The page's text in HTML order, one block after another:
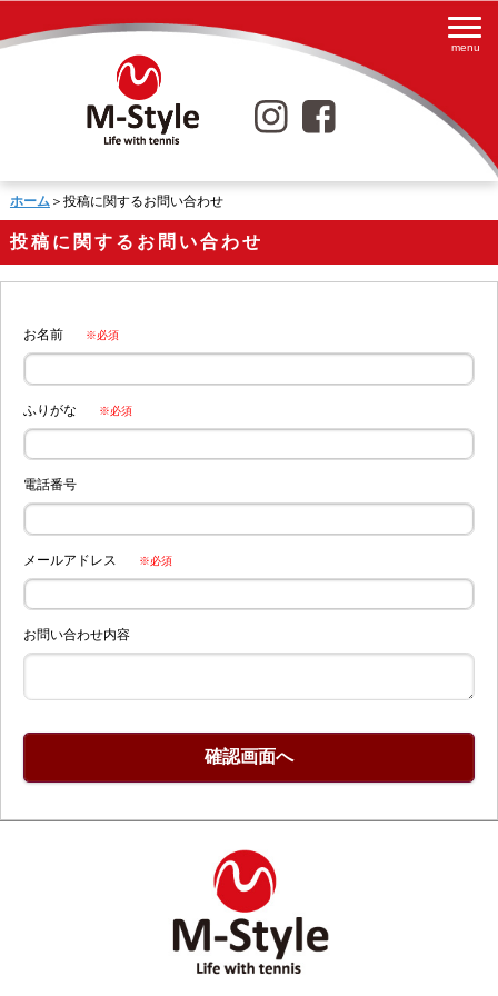
ホーム＞投稿に関するお問い合わせ
投稿に関するお問い合わせ
お名前 ※必須
ふりがな ※必須
電話番号
メールアドレス ※必須
お問い合わせ内容
確認画面へ